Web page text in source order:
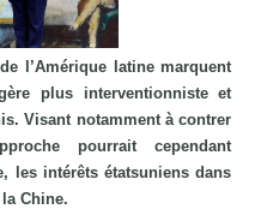
l’Amérique latine marquent
plus interventionniste et
Visant notamment à contrer
pourrait cependant
les intérêts étatsuniens dans
Chine.